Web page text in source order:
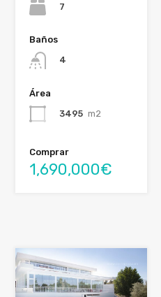
7
Baños
4
Área
3495 m2
Comprar
1,690,000€